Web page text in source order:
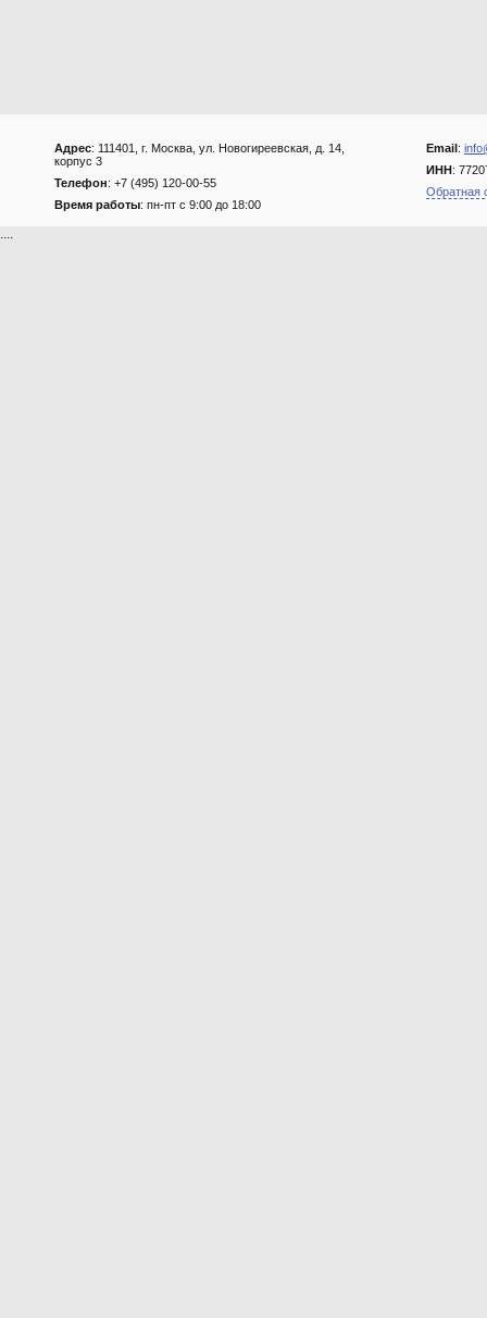
Адрес: 111401, г. Москва, ул. Новогиреевская, д. 14,
корпус 3
Телефон: +7 (495) 120-00-55
Время работы: пн-пт с 9:00 до 18:00
Email:
ИНН:
Обратная
....